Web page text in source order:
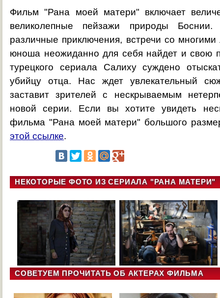
Фильм "Рана моей матери" включает
великолепные пейзажи природы Боснии.
различные приключения, встречи со
юноша неожиданно для себя найдет и свою
турецкого сериала Салиху суждено
убийцу отца. Нас ждет увлекательный
заставит зрителей с нескрываемым
новой серии. Если вы хотите увидеть
фильма "Рана моей матери" большого
этой ссылке.
НЕКОТОРЫЕ ФОТО ИЗ СЕРИАЛА "РАНА МАТЕРИ"
СОВЕТУЕМ ПРОЧИТАТЬ ОБ АКТЕРАХ ФИЛЬМА